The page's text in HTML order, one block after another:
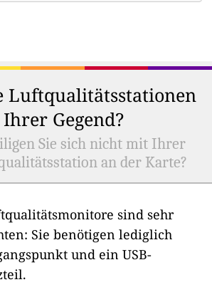
Luftqualitätsstationen
Gegend?
Sie sich nicht mit Ihrer
an der Karte?
sind sehr
Sie benötigen lediglich
und ein USB-